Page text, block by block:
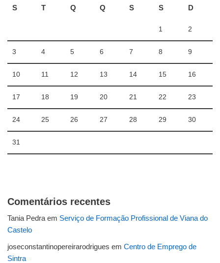
S
T Q Q S S D
1 2
3 4 5 6 7 8 9
10 11 12 13 14 15 16
17 18 19 20 21 22 23
24 25 26 27 28 29 30
31
Comentários recentes
Tania Pedra em Serviço de Formação Profissional de Viana do
Castelo
joseconstantinopereirarodrigues em Centro de Emprego de
Sintra